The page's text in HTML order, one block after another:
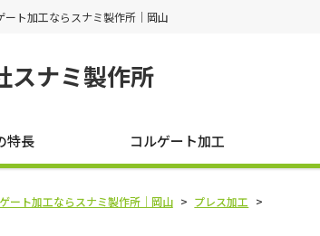
ート加工ならスナミ製作所｜岡山
スナミ製作所
特長 コルゲート加工
ート加工ならスナミ製作所｜岡山 > プレス加工 >